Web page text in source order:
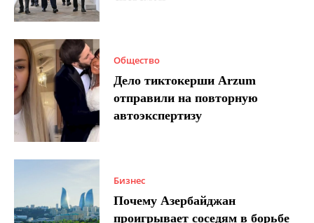
Общество
Дело тиктокерши Arzum
отправили на повторную
автоэкспертизу
Бизнес
Почему Азербайджан
проигрывает соседям в борьбе